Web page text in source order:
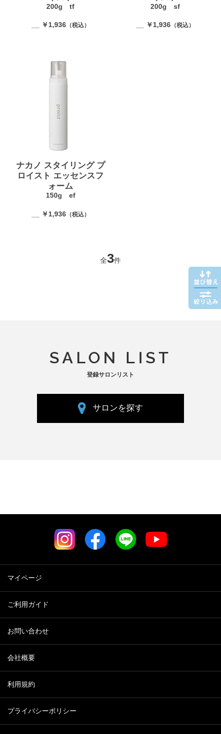
200g tf
__ ￥1,936（税込）
200g sf
__ ￥1,936 （税込）
ナカノ スタイリング プ
ロイスト エッセンスフ
ォーム
150g ef
__ ￥1,936（税込）
全3件
SALON LIST
登録サロンリスト
サロンを探す
マイページ
ご利用ガイド
お問い合わせ
会社概要
利用規約
プライバシーポリシー